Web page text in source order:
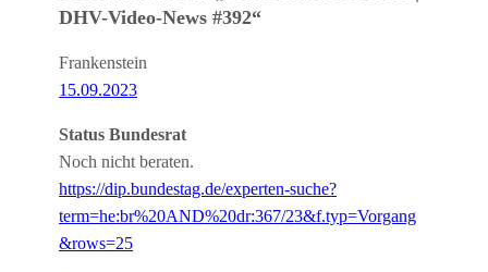
DHV-Video-News #392“
Frankenstein
15.09.2023
Status Bundesrat
Noch nicht beraten.
https://dip.bundestag.de/experten-suche?
term=he:br%20AND%20dr:367/23&f.typ=Vorgang
&rows=25